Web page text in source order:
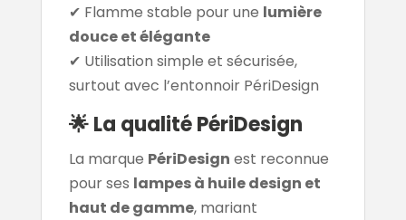
✔ Flamme stable pour une lumière
douce et élégante
✔ Utilisation simple et sécurisée,
surtout avec l’entonnoir PériDesign
🌟 La qualité PériDesign
La marque PériDesign est reconnue
pour ses lampes à huile design et
haut de gamme, mariant